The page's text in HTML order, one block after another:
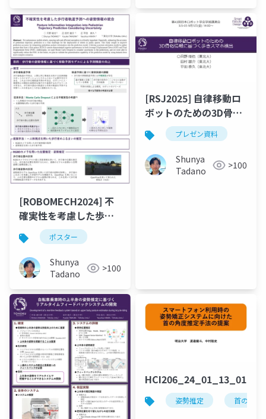
[ROBOMECH2024] 不
確実性を考慮した歩行
者軌道予測への姿勢情
報の統合
ポスター
Shunya
Tadano
>100
[RSJ2025] 自律移動ロ
ボットのための3D骨格
情報に基づく歩きスマ
ホ検出
プレゼン資料
Shunya
Tadano
>100
HCI206_24_01_13_01
姿勢推定 首の角度